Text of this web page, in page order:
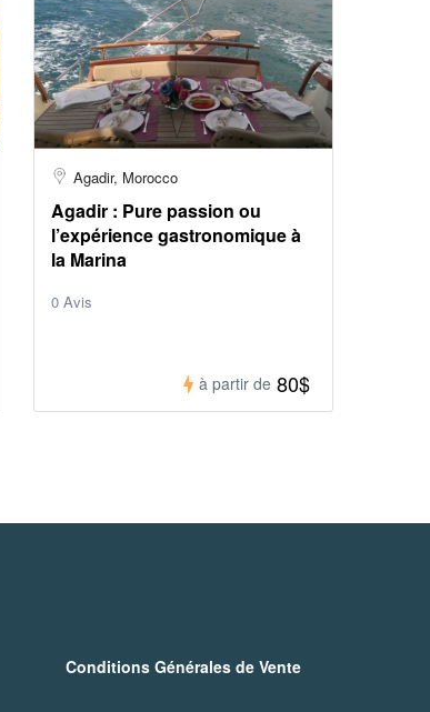
Agadir, Morocco
Agadir : Pure passion ou
l’expérience gastronomique à
la Marina
0 Avis
à partir de 80$
Conditions Générales de Vente